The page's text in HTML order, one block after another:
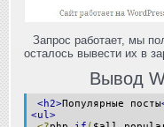
Запрос работает, мы
осталось вывести их в
Вывод
<h2>Популярные посты
<ul>